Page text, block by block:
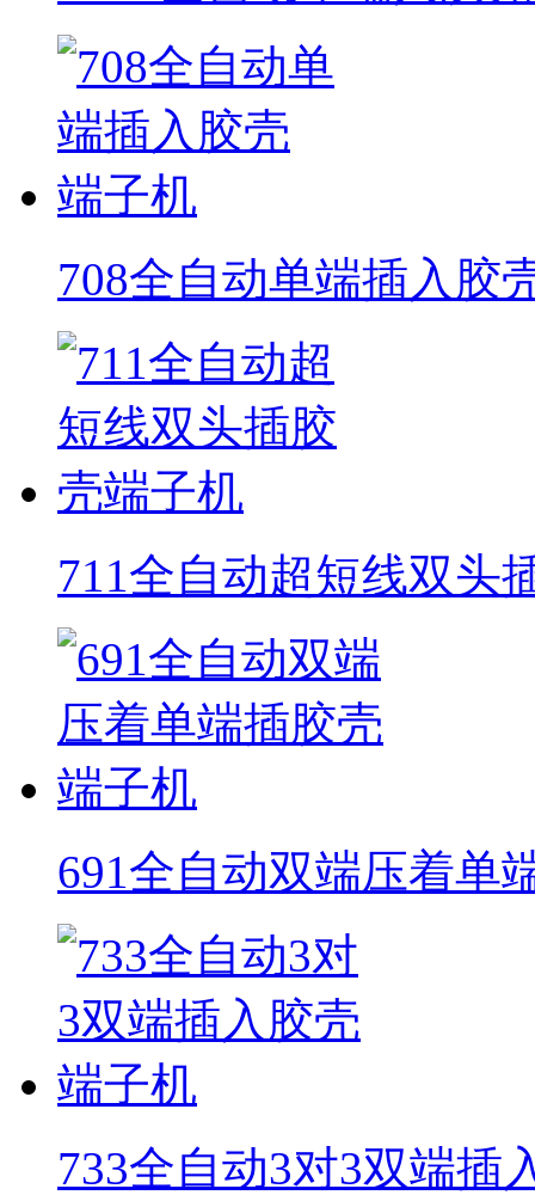
708全自动单端插入胶
711全自动超短线双头
691全自动双端压着单
733全自动3对3双端插